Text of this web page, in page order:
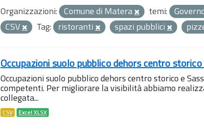
Organizzazioni: Comune di Matera temi:
CSV
Tag: ristoranti spazi pubblici
Occupazioni suolo pubblico dehors centro storico
Occupazioni suolo pubblico dehors centro storico e
competenti. Per migliorare la visibilità abbiamo
collegata...
CSV Excel XLSX